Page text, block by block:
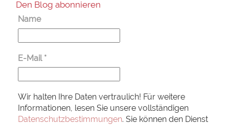
Den Blog abonnieren
Name
E-Mail *
Wir halten Ihre Daten vertraulich! Für weitere
Informationen, lesen Sie unsere vollständigen
Datenschutzbestimmungen. Sie können den Dienst